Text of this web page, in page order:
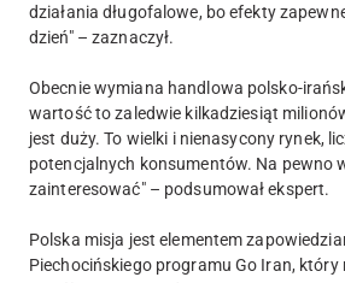
działania długofalowe, bo efekty
dzień" – zaznaczył.
Obecnie wymiana handlowa polsko-
wartość to zaledwie kilkadziesiąt
jest duży. To wielki i nienasycony rynek,
potencjalnych konsumentów. Na pewno
zainteresować" – podsumował ekspert.
Polska misja jest elementem
Piechocińskiego programu Go Iran,